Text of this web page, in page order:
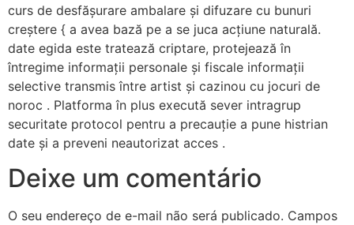
curs de desfășurare ambalare și difuzare cu bunuri
creștere { a avea bază pe a se juca acțiune naturală.
date egida este tratează criptare, protejează în
întregime informații personale și fiscale informații
selective transmis între artist și cazinou cu jocuri de
noroc . Platforma în plus execută sever intragrup
securitate protocol pentru a precauție a pune histrian
date și a preveni neautorizat acces .
Deixe um comentário
O seu endereço de e-mail não será publicado. Campos